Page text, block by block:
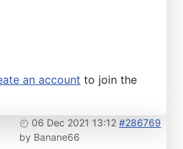
an account to join the
06 Dec 2021 13:12 #286769
by Banane66